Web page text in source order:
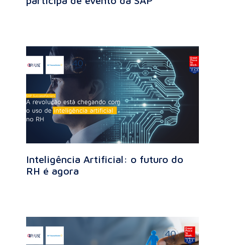
Inteligência Artificial: o futuro do
RH é agora